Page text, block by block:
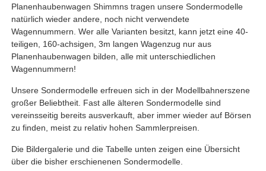
Planenhaubenwagen Shimmns tragen unsere Sondermodelle
natürlich wieder andere, noch nicht verwendete
Wagennummern. Wer alle Varianten besitzt, kann jetzt eine 40-
teiligen, 160-achsigen, 3m langen Wagenzug nur aus
Planenhaubenwagen bilden, alle mit unterschiedlichen
Wagennummern!
Unsere Sondermodelle erfreuen sich in der Modellbahnerszene
großer Beliebtheit. Fast alle älteren Sondermodelle sind
vereinsseitig bereits ausverkauft, aber immer wieder auf Börsen
zu finden, meist zu relativ hohen Sammlerpreisen.
Die Bildergalerie und die Tabelle unten zeigen eine Übersicht
über die bisher erschienenen Sondermodelle.